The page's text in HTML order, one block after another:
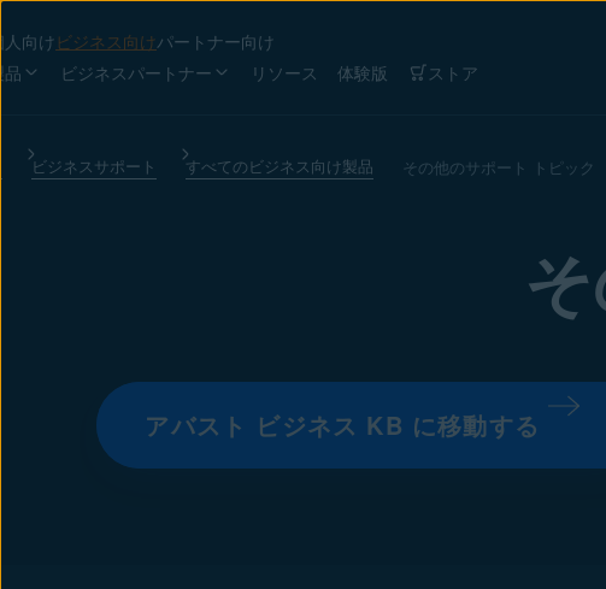
人向け ビジネス向けパートナー向け
品
ビジネスパートナー リソース 体験版 ストア
ビジネスサポート すべてのビジネス向け製品 その他のサポート トピック
アバスト ビジネス KB に移動する